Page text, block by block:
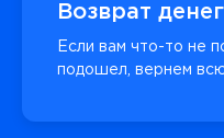
Возврат денег
Если вам что-то не
подошел, вернем